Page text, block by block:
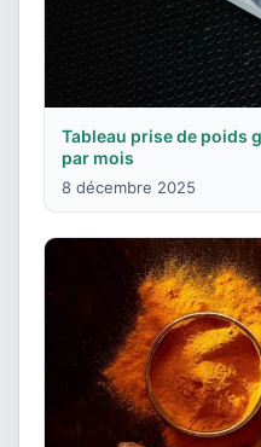
Tableau prise de poids
par mois
8 décembre 2025